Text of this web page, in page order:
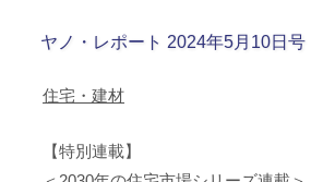
ヤノ・レポート 2024年5月10日号
住宅・建材
【特別連載】